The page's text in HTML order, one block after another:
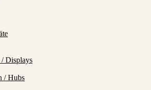
/ Displays
/ Hubs